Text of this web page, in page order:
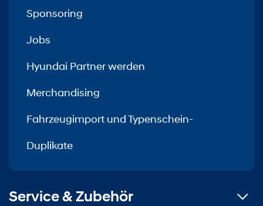
Sponsoring
Jobs
Hyundai Partner werden
Merchandising
Fahrzeugimport und Typenschein-
Duplikate
Service & Zubehör